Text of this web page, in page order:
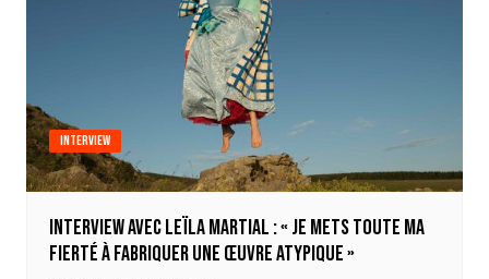
Interview
Interview avec Leïla Martial : « Je mets toute ma
fierté à fabriquer une œuvre atypique »